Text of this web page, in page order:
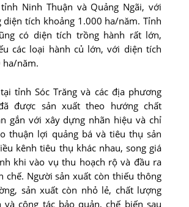
Ninh Thuận và Quảng Ngãi, với
tích khoảng 1.000 ha/năm. Tỉnh
có diện tích trồng hành rất lớn,
các loại hành củ lớn, với diện tích
ha/năm.
tỉnh Sóc Trăng và các địa phương
được sản xuất theo hướng chất
gắn với xây dựng nhãn hiệu và chỉ
thuận lợi quảng bá và tiêu thụ sản
kênh tiêu thụ khác nhau, song giá
khi vào vụ thu hoạch rộ và đầu ra
chế. Người sản xuất còn thiếu thông
sản xuất còn nhỏ lẻ, chất lượng
công tác bảo quản, chế biến sau